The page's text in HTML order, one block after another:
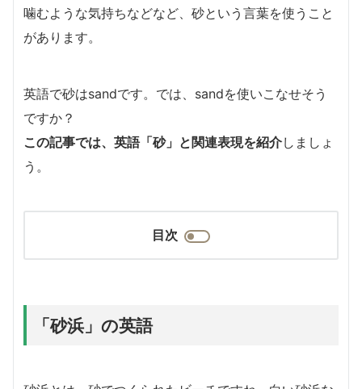
噛むような気持ちなどなど、砂という言葉を使うこと
があります。
英語で砂はsandです。では、sandを使いこなせそう
ですか？
この記事では、英語「砂」と関連表現を紹介しましょ
う。
目次
「砂浜」の英語